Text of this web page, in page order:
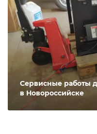
Сервисные работы
в Новороссийске